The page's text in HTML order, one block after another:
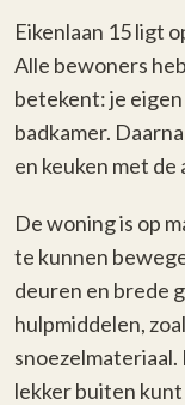
Eikenlaan 15 ligt
Alle bewoners
betekent: je
badkamer.
en keuken met
De woning is op
te kunnen
deuren en brede
hulpmiddelen,
snoezelmateriaal.
lekker buiten